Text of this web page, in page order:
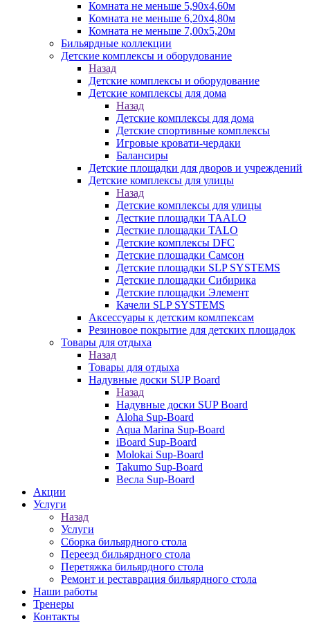
Комната не меньше 5,90х4,60м
Комната не меньше 6,20х4,80м
Комната не меньше 7,00х5,20м
Бильярдные коллекции
Детские комплексы и оборудование
Назад
Детские комплексы и оборудование
Детские комплексы для дома
Назад
Детские комплексы для дома
Детские спортивные комплексы
Игровые кровати-чердаки
Балансиры
Детские площадки для дворов и учреждений
Детские комплексы для улицы
Назад
Детские комплексы для улицы
Десткие площадки TAALO
Десткие площадки TALO
Детские комплексы DFC
Детские площадки Самсон
Детские площадки SLP SYSTEMS
Детские площадки Сибирика
Детские площадки Элемент
Качели SLP SYSTEMS
Аксессуары к детским комлпексам
Резиновое покрытие для детских площадок
Товары для отдыха
Назад
Товары для отдыха
Надувные доски SUP Board
Назад
Надувные доски SUP Board
Aloha Sup-Board
Aqua Marina Sup-Board
iBoard Sup-Board
Molokai Sup-Board
Takumo Sup-Board
Весла Sup-Board
Акции
Услуги
Назад
Услуги
Сборка бильярдного стола
Переезд бильярдного стола
Перетяжка бильярдного стола
Ремонт и реставрация бильярдного стола
Наши работы
Тренеры
Контакты